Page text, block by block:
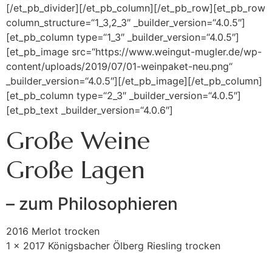
[/et_pb_divider][/et_pb_column][/et_pb_row][et_pb_row
column_structure=“1_3,2_3″ _builder_version=“4.0.5″]
[et_pb_column type=“1_3″ _builder_version=“4.0.5″]
[et_pb_image src=“https://www.weingut-mugler.de/wp-
content/uploads/2019/07/01-weinpaket-neu.png“
_builder_version=“4.0.5″][/et_pb_image][/et_pb_column]
[et_pb_column type=“2_3″ _builder_version=“4.0.5″]
[et_pb_text _builder_version=“4.0.6″]
Große Weine
Große Lagen
– zum Philosophieren
2016 Merlot trocken
1 x 2017 Königsbacher Ölberg Riesling trocken